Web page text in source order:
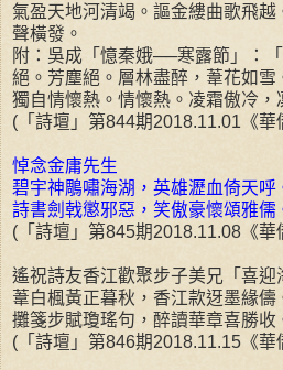
氣盈天地河清竭。謳金縷曲歌飛
聲橫發。
附：吳成「憶秦娥──寒露節」：
絕。芳塵絕。層林盡醉，葦花如
獨自情懷熱。情懷熱。凌霜傲冷，
(「詩壇」第844期2018.11.01《
悼念金庸先生
碧宇神鵰嘯海湖，英雄瀝血倚天呼
詩書劍戟懲邪惡，笑傲豪懷頌雅儒
(「詩壇」第845期2018.11.08《
遙祝詩友香江歡聚步子美兄「喜迎
葦白楓黃正暮秋，香江款迓墨緣儔
攤箋步賦瓊瑤句，醉讀華章喜勝收
(「詩壇」第846期2018.11.15《